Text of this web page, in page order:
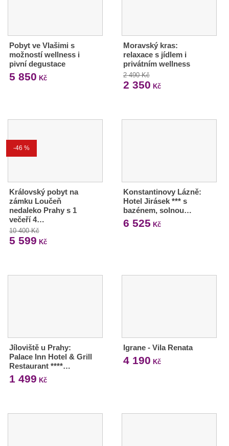
Pobyt ve Vlašimi s
možností wellness i
pivní degustace
5 850 Kč
Moravský kras:
relaxace s jídlem i
privátním wellness
2 490 Kč
2 350 Kč
-46 %
Královský pobyt na
zámku Loučeň
nedaleko Prahy s 1
večeří 4…
10 400 Kč
5 599 Kč
Konstantinovy Lázně:
Hotel Jirásek *** s
bazénem, solnou…
6 525 Kč
Jíloviště u Prahy:
Palace Inn Hotel & Grill
Restaurant ****…
1 499 Kč
Igrane - Vila Renata
4 190 Kč